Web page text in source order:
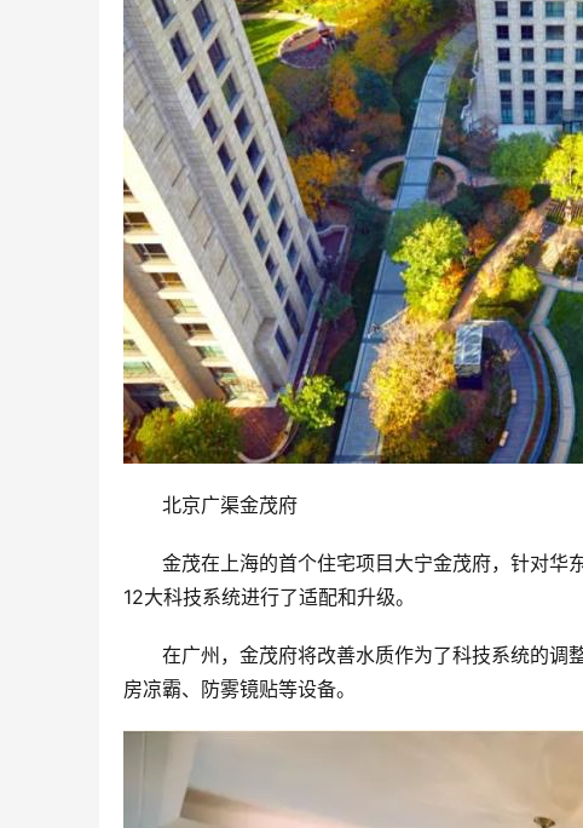
北京广渠金茂府
金茂在上海的首个住宅项目大宁金茂府，针对华
12大科技系统进行了适配和升级。
在广州，金茂府将改善水质作为了科技系统的调
房凉霸、防雾镜贴等设备。